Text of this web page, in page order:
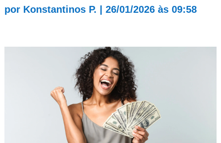
por Konstantinos P. 26/01/2026 às 09:58